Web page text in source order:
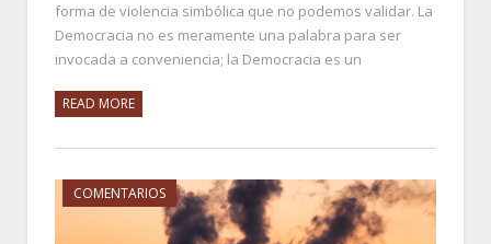
forma de violencia simbólica que no podemos validar. La
Democracia no es meramente una palabra para ser
invocada a conveniencia; la Democracia es un
READ MORE
COMENTARIOS